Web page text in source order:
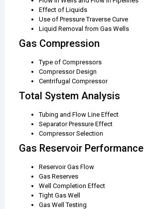
Effect of Liquids
Use of Pressure Traverse Curve
Liquid Removal from Gas Wells
Gas Compression
Type of Compressors
Compressor Design
Centrifugal Compressor
Total System Analysis
Tubing and Flow Line Effect
Separator Pressure Effect
Compressor Selection
Gas Reservoir Performance
Reservoir Gas Flow
Gas Reserves
Well Completion Effect
Tight Gas Well
Gas Well Testing